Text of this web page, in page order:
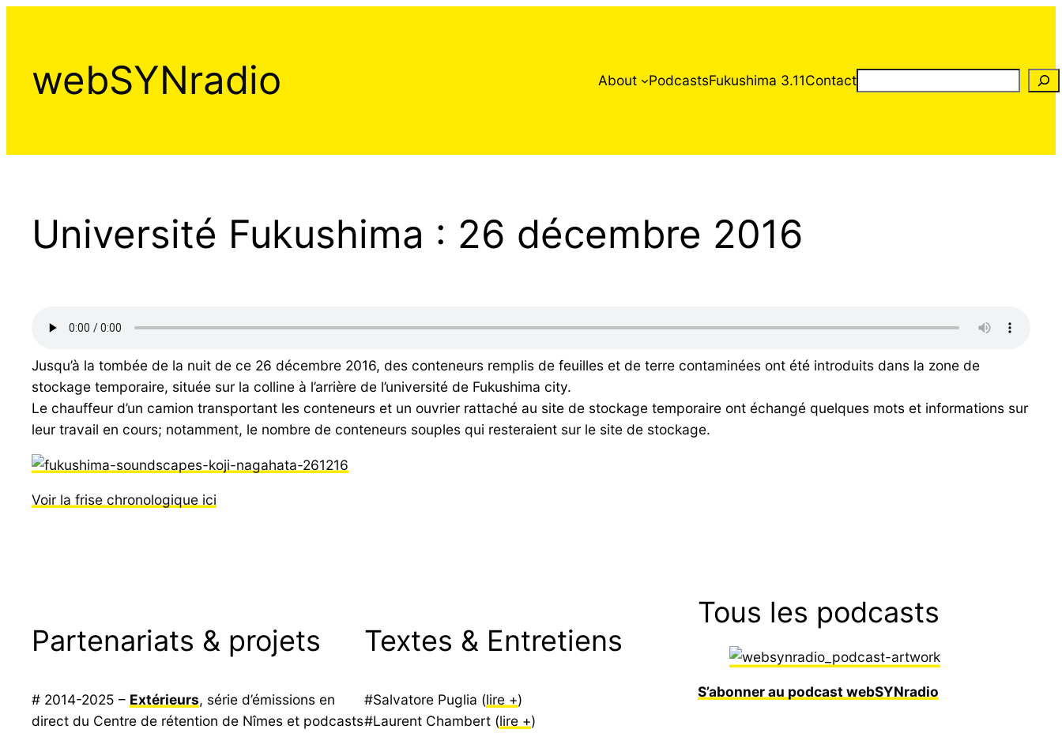
webSYNradio About PodcastsFukushima 3.11ContactRechercher
Université Fukushima : 26 décembre 2016
Jusqu’à la tombée de la nuit de ce 26 décembre 2016, des conteneurs remplis de feuilles et de terre contaminées ont été introduits dans la zone de
stockage temporaire, située sur la colline à l’arrière de l’université de Fukushima city.
Le chauffeur d’un camion transportant les conteneurs et un ouvrier rattaché au site de stockage temporaire ont échangé quelques mots et informations sur
leur travail en cours; notamment, le nombre de conteneurs souples qui resteraient sur le site de stockage.
Voir la frise chronologique ici
Partenariats & projets
# 2014-2025 – Extérieurs, série d’émissions en
direct du Centre de rétention de Nîmes et podcasts
Textes & Entretiens
#Salvatore Puglia (lire +)
#Laurent Chambert (lire +)
Tous les podcasts
S’abonner au podcast webSYNradio